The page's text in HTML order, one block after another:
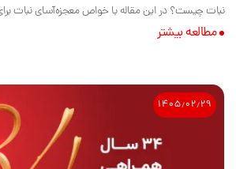
نبات چیست؟ در این مقاله با خواص معجزه‌آسای نبات
مطالعه بیشتر
۱۴۰۵٫۰۲٫۲۹